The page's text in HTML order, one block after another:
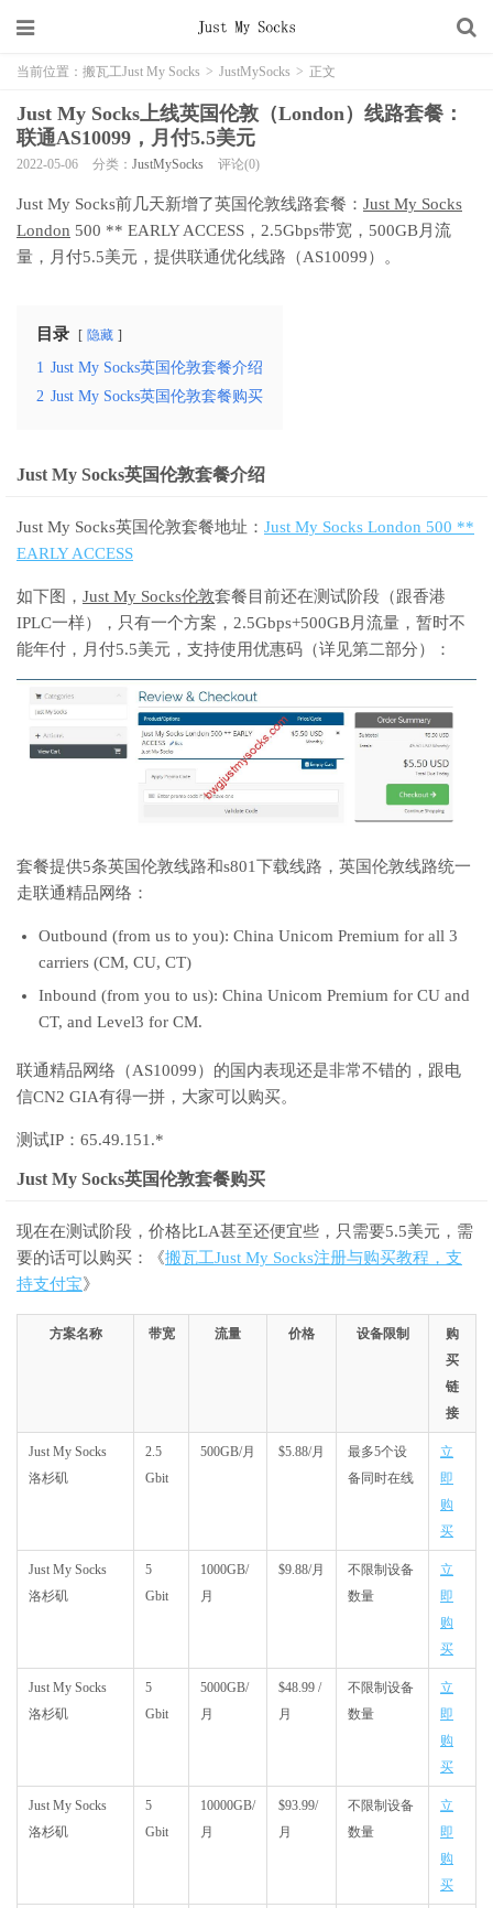
当前位置： 搬瓦工Just My Socks > JustMySocks > 正文
Just My Socks上线英国伦敦（London）线路套餐：
联通AS10099，月付5.5美元
2022-05-06 分类： JustMySocks 评论(0)
Just My Socks前几天新增了英国伦敦线路套餐： Just My Socks
London 500 ** EARLY ACCESS，2.5Gbps带宽，500GB月流
量，月付5.5美元，提供联通优化线路（AS10099）。
目录 隐藏
1 Just My Socks英国伦敦套餐介绍
2 Just My Socks英国伦敦套餐购买
Just My Socks英国伦敦套餐介绍
Just My Socks英国伦敦套餐地址： Just My Socks London 500 **
EARLY ACCESS
如下图， Just My Socks伦敦套餐目前还在测试阶段（跟香港
IPLC一样），只有一个方案，2.5Gbps+500GB月流量，暂时不
能年付，月付5.5美元，支持使用优惠码（详见第二部分）：
套餐提供5条英国伦敦线路和s801下载线路，英国伦敦线路统一
走联通精品网络：
Outbound (from us to you): China Unicom Premium for all 3
carriers (CM, CU, CT)
Inbound (from you to us): China Unicom Premium for CU and
CT, and Level3 for CM.
联通精品网络（AS10099）的国内表现还是非常不错的，跟电
信CN2 GIA有得一拼，大家可以购买。
测试IP：65.49.151.*
Just My Socks英国伦敦套餐购买
现在在测试阶段，价格比LA甚至还便宜些，只需要5.5美元，需
要的话可以购买：《搬瓦工Just My Socks注册与购买教程，支
持支付宝》
方案名称 带宽 流量 价格 设备限制
购
买
链
接
Just My Socks
洛杉矶
2.5
Gbit
500GB/月 $5.88/月
最多5个设
备同时在线
立
即
购
买
Just My Socks
洛杉矶
5
Gbit
1000GB/
月
$9.88/月
不限制设备
数量
立
即
购
买
Just My Socks
洛杉矶
5
Gbit
5000GB/
月
$48.99 /
月
不限制设备
数量
立
即
购
买
Just My Socks
洛杉矶
5
Gbit
10000GB/
月
$93.99/
月
不限制设备
数量
立
即
购
买